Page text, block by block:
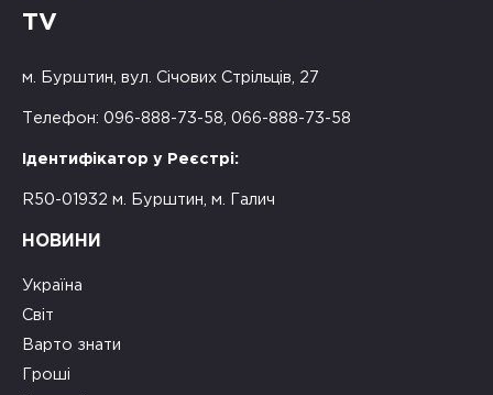
TV
м. Бурштин, вул. Січових Стрільців, 27
Телефон: 096-888-73-58, 066-888-73-58
Ідентифікатор у Реєстрі:
R50-01932 м. Бурштин, м. Галич
НОВИНИ
Україна
Світ
Варто знати
Гроші